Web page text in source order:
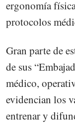
ergonomía
protocolos
Gran parte de
de sus
médico,
evidencian los
entrenar y